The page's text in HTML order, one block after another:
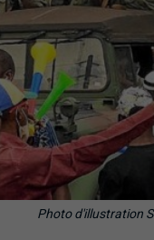
Photo d'illustration